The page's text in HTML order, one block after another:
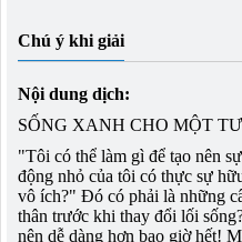
Chú ý khi giải
Nội dung dịch:
SỐNG XANH CHO MỘT
"Tôi có thể làm gì để tạo nên
động nhỏ của tôi có thực sự
vô ích?" Đó có phải là những
thân trước khi thay đổi lối
nên dễ dàng hơn bao giờ hết!